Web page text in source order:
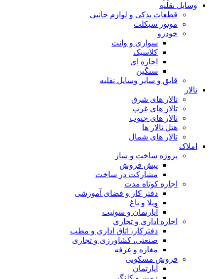
وسایل نقلیه
قطعات یدکی و لوازم جانبی
موتور سیکلت
خودرو
سواری و وانت
کلاسیک
اجاره ای
سنگین
قایق و سایر وسایل نقلیه
تالار
تالار های شرق
تالار های غرب
تالار های جنوب
هتل تالار ها
تالار های شمال
املاک
پروژه ساخت و ساز
پیش فروش
مشارکت در ساخت
اجاره کوتاه مدت
دفتر کار و فضای آموزشی
ویلا و باغ
آپارتمان و سوئیت
اجاره اداری و تجاری
دفترکار، اتاق اداری و مطب
صنعتی، کشاورزی و تجاری
مغازه و غرفه
فروش مسکونی
آپارتمان